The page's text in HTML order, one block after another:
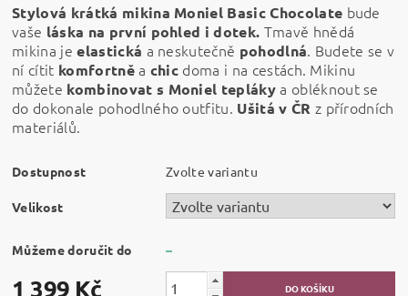
Stylová krátká mikina Moniel Basic Chocolate bude
vaše láska na první pohled i dotek. Tmavě hnědá
mikina jeelastická a neskutečně pohodlná. Budete se v
ní cítit komfortněa chic doma i na cestách. Mikinu
můžete kombinovat s Moniel teplákya obléknout se
do dokonale pohodlného outfitu. Ušitá v ČR z přírodních
materiálů.
Dostupnost Zvolte variantu
Velikost
Můžeme doručit do –
1 399 Kč